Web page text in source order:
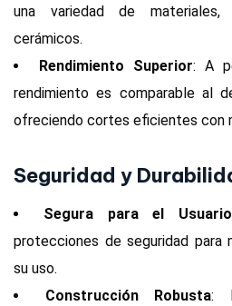
una variedad de
cerámicos.
Rendimiento Superior: A
rendimiento es comparable al
ofreciendo cortes eficientes con
Seguridad y
Segura para el Usuario
protecciones de seguridad para
su uso.
Construcción Robusta: